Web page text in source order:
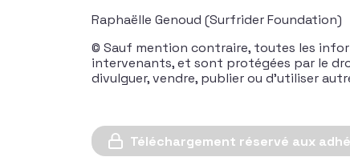
Raphaëlle Genoud (Surfrider Foundation)
© Sauf mention contraire, toutes les
intervenants, et sont protégées par le
divulguer, vendre, publier ou d’utiliser
Téléchargement réservé aux